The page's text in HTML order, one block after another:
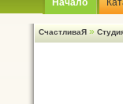
Начало
СчастливаЯ »